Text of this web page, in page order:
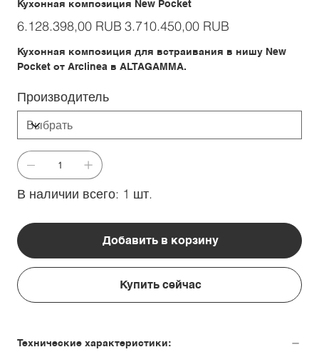
Кухонная композиция New Pocket
Первоначальная
цена
6.128.398,00 RUB Спеццена
3.710.450,00 RUB
Кухонная композиция для встраивания в нишу New
Pocket от Arclinea в ALTAGAMMA.
Производитель
В наличии всего: 1 шт.
Добавить в корзину
Купить сейчас
Технические характеристики: